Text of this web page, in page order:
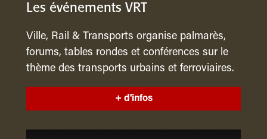
Les événements VRT
Ville, Rail & Transports organise palmarès,
forums, tables rondes et conférences sur le
thème des transports urbains et ferroviaires.
+ d'infos